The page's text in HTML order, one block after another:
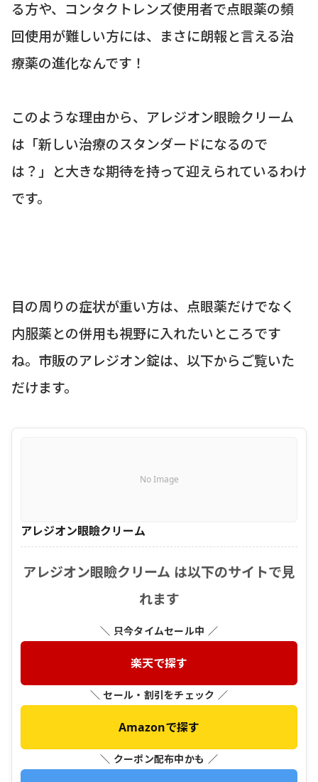
る方や、コンタクトレンズ使用者で点眼薬の頻
回使用が難しい方には、まさに朗報と言える治
療薬の進化なんです！
このような理由から、アレジオン眼瞼クリーム
は「新しい治療のスタンダードになるので
は？」と大きな期待を持って迎えられているわけ
です。
目の周りの症状が重い方は、点眼薬だけでなく
内服薬との併用も視野に入れたいところです
ね。市販のアレジオン錠は、以下からご覧いた
だけます。
No Image
アレジオン眼瞼クリーム
アレジオン眼瞼クリーム は以下のサイトで見
れます
＼ 只今タイムセール中 ／
楽天で探す
＼ セール・割引をチェック ／
Amazonで探す
＼ クーポン配布中かも ／